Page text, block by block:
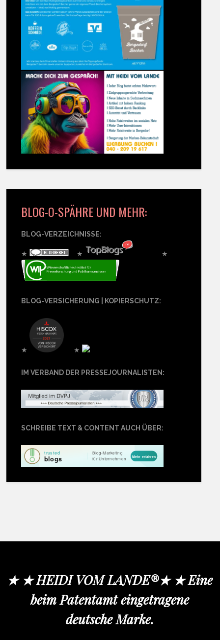
BLOG-O-SPÄHRE UND MEHR:
BLOG-VERZEICHNISSE:
★ ★ ★
BLOG-VERSICHERUNG | KOPIERSCHUTZ:
★ ★
IM VERBAND DER PRESSEJOURNALISTEN:
SCHREIBE TEXT & CONTENT AUCH ÜBER:
★ ★ HEIDI VOM LANDE®★ ★ Eine
beim Patentamt eingetragene
deutsche Marke.